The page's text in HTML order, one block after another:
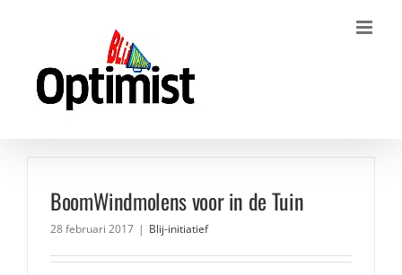
BoomWindmolens voor in de Tuin
28 februari 2017 | Blij-initiatief